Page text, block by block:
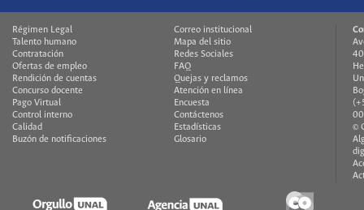
Régimen Legal
Talento humano
Contratación
Ofertas de empleo
Rendición de cuentas
Concurso docente
Pago Virtual
Control interno
Calidad
Buzón de notificaciones
Correo institucional
Mapa del sitio
Redes Sociales
FAQ
Quejas y reclamos
Atención en línea
Encuesta
Contáctenos
Estadísticas
Glosario
©